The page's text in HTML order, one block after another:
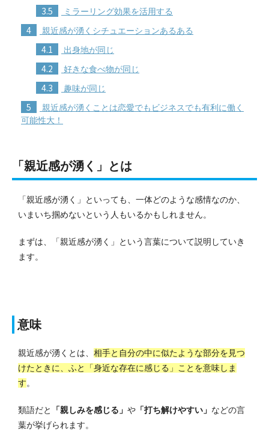
3.5 ミラーリング効果を活用する
4 親近感が湧くシチュエーションあるある
4.1 出身地が同じ
4.2 好きな食べ物が同じ
4.3 趣味が同じ
5
親近感が湧くことは恋愛でもビジネスでも有利に働く
可能性大！
「親近感が湧く」とは
「親近感が湧く」といっても、一体どのような感情なのか、
いまいち掴めないという人もいるかもしれません。
まずは、「親近感が湧く」という言葉について説明していき
ます。
意味
親近感が湧くとは、 相手と自分の中に似たような部分を見つ
けたときに、ふと「身近な存在に感じる」ことを意味しま
す。
類語だと 「親しみを感じる」 や 「打ち解けやすい」 などの言
葉が挙げられます。